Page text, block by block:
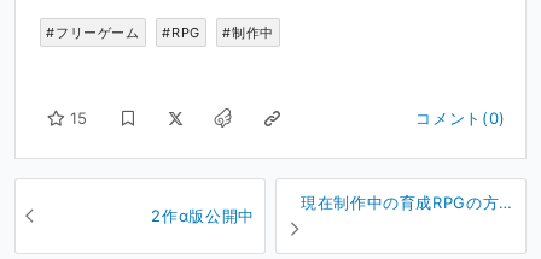
#フリーゲーム #RPG #制作中
15 コメント(0)
2作α版公開中
現在制作中の育成RPGの方の